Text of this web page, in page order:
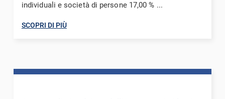
individuali e società di persone 17,00 % ...
SCOPRI DI PIÙ